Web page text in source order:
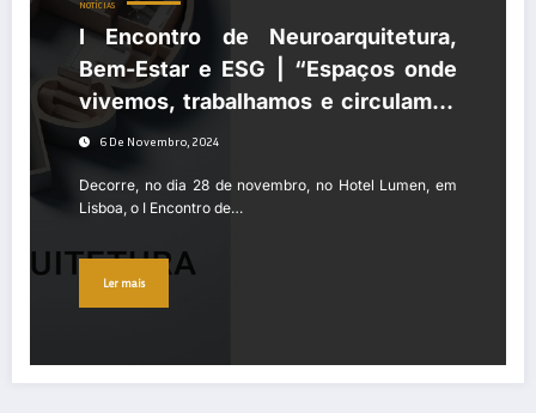
NOTÍCIAS
I Encontro de Neuroarquitetura,
Bem-Estar e ESG | “Espaços onde
vivemos, trabalhamos e circulamos
são determinantes para a nossa
saúde mental”
6 De Novembro, 2024
Decorre, no dia 28 de novembro, no Hotel Lumen, em
Lisboa, o I Encontro de…
Ler mais